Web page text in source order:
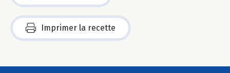
Imprimer la recette